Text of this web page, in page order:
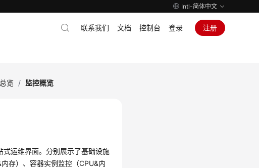
Intl-简体中文
联系我们 文档 控制台 登录 注册
览 / 监控概览
式运维界面。分别展示了基础设施
存）、容器实例监控（CPU&内